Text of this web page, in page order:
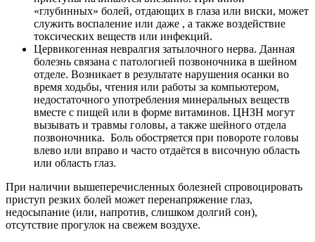
«глубинных» болей, отдающих в глаза или виски, может
служить воспаление или даже , а также воздействие
токсических веществ или инфекций.
Цервикогенная невралгия затылочного нерва. Данная
болезнь связана с патологией позвоночника в шейном
отделе. Возникает в результате нарушения осанки во
время ходьбы, чтения или работы за компьютером,
недостаточного употребления минеральных веществ
вместе с пищей или в форме витаминов. ЦНЗН могут
вызывать и травмы головы, а также шейного отдела
позвоночника. Боль обостряется при повороте головы
влево или вправо и часто отдаётся в височную область
или область глаз.
При наличии вышеперечисленных болезней спровоцировать
приступ резких болей может перенапряжение глаз,
недосыпание (или, напротив, слишком долгий сон),
отсутствие прогулок на свежем воздухе.